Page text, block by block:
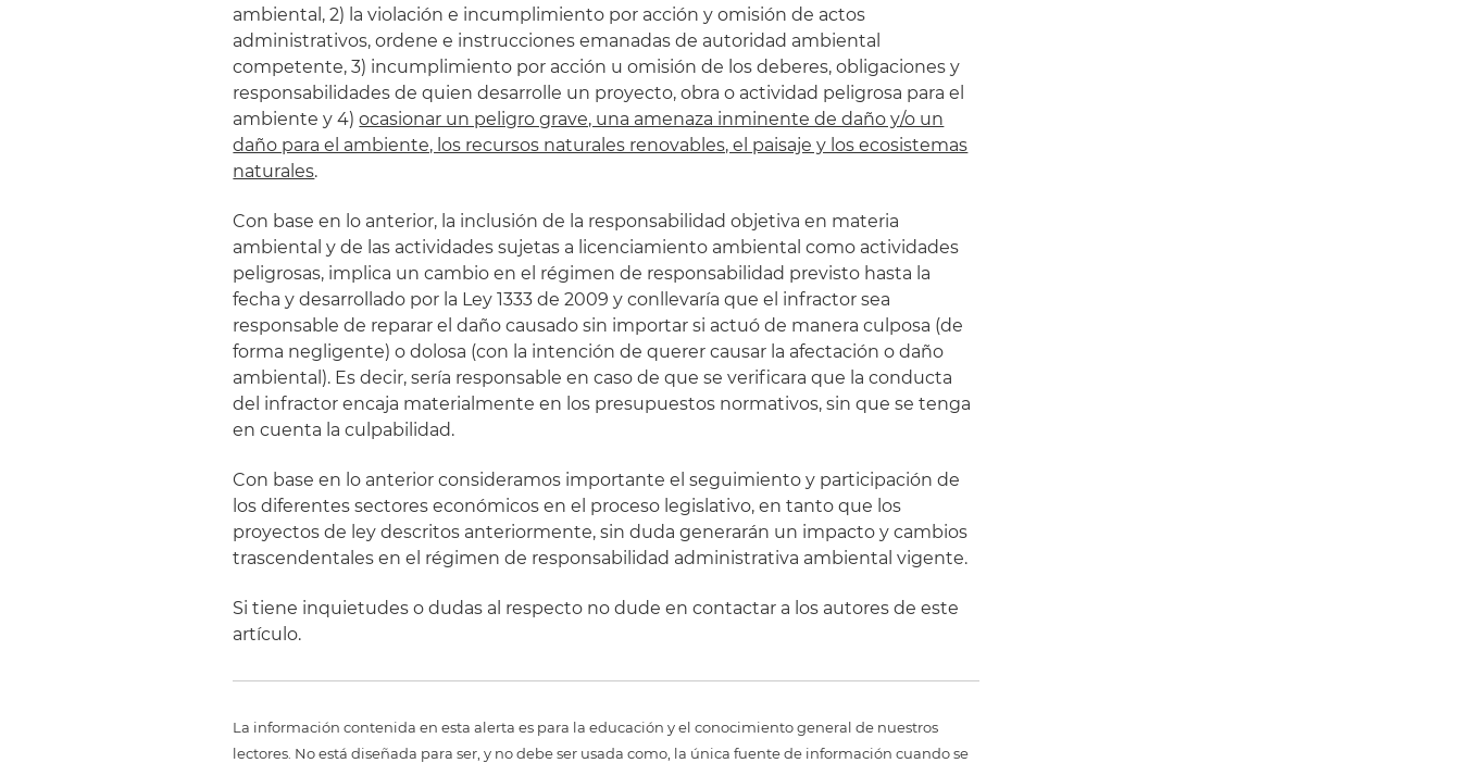
ambiental, 2) la violación e incumplimiento por acción y omisión de actos
administrativos, ordene e instrucciones emanadas de autoridad ambiental
competente, 3) incumplimiento por acción u omisión de los deberes, obligaciones y
responsabilidades de quien desarrolle un proyecto, obra o actividad peligrosa para el
ambiente y 4)ocasionar un peligro grave, una amenaza inminente de daño y/o un
daño para el ambiente, los recursos naturales renovables, el paisaje y los ecosistemas
naturales.
Con base en lo anterior, la inclusión de la responsabilidad objetiva en materia
ambiental y de las actividades sujetas a licenciamiento ambiental como actividades
peligrosas, implica un cambio en el régimen de responsabilidad previsto hasta la
fecha y desarrollado por la Ley 1333 de 2009 y conllevaría que el infractor sea
responsable de reparar el daño causado sin importar si actuó de manera culposa (de
forma negligente) o dolosa (con la intención de querer causar la afectación o daño
ambiental). Es decir, sería responsable en caso de que se verificara que la conducta
del infractor encaja materialmente en los presupuestos normativos, sin que se tenga
en cuenta la culpabilidad.
Con base en lo anterior consideramos importante el seguimiento y participación de
los diferentes sectores económicos en el proceso legislativo, en tanto que los
proyectos de ley descritos anteriormente, sin duda generarán un impacto y cambios
trascendentales en el régimen de responsabilidad administrativa ambiental vigente.
Si tiene inquietudes o dudas al respecto no dude en contactar a los autores de este
artículo.
La información contenida en esta alerta es para la educación y el conocimiento general de nuestros
lectores. No está diseñada para ser, y no debe ser usada como, la única fuente de información cuando se